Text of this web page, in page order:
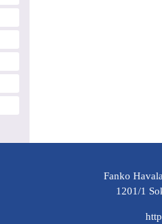
Fanko
1201/1